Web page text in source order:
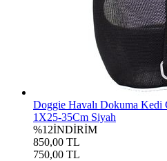
Doggie Havalı Dokuma Kedi
1X25-35Cm Siyah
%12İNDİRİM
850,00 TL
750,00 TL